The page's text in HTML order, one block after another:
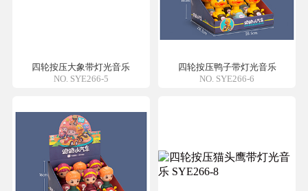
四轮按压大象带灯光音乐
NO. SYE266-5
四轮按压鸭子带灯光音乐
NO. SYE266-6